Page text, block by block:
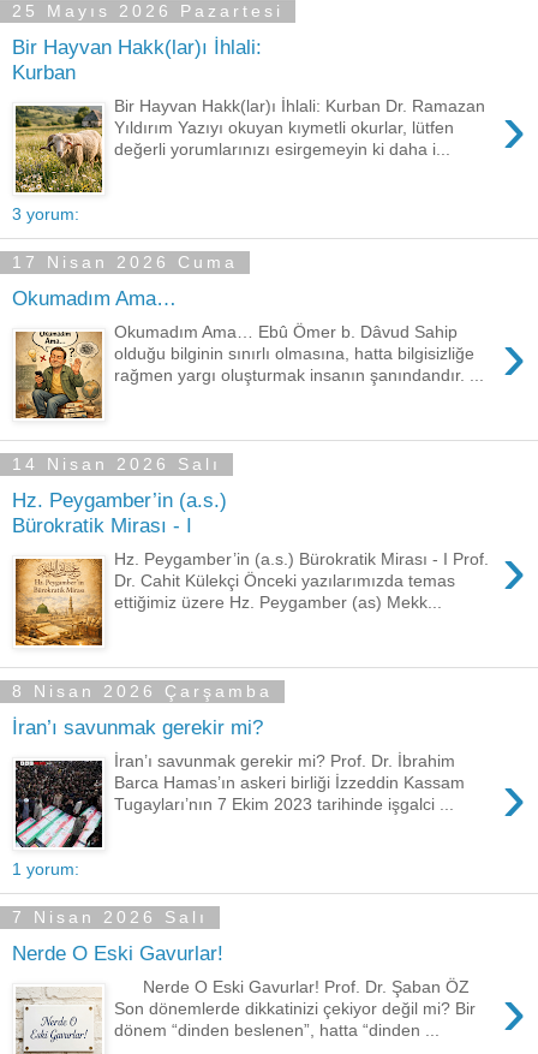
25 Mayıs 2026 Pazartesi
Bir Hayvan Hakk(lar)ı İhlali:
Kurban
›
Bir Hayvan Hakk(lar)ı İhlali: Kurban Dr. Ramazan
Yıldırım Yazıyı okuyan kıymetli okurlar, lütfen
değerli yorumlarınızı esirgemeyin ki daha i...
3 yorum:
17 Nisan 2026 Cuma
Okumadım Ama…
›
Okumadım Ama… Ebû Ömer b. Dâvud Sahip
olduğu bilginin sınırlı olmasına, hatta bilgisizliğe
rağmen yargı oluşturmak insanın şanındandır. ...
14 Nisan 2026 Salı
Hz. Peygamber’in (a.s.)
Bürokratik Mirası - I
›
Hz. Peygamber’in (a.s.) Bürokratik Mirası - I Prof.
Dr. Cahit Külekçi Önceki yazılarımızda temas
ettiğimiz üzere Hz. Peygamber (as) Mekk...
8 Nisan 2026 Çarşamba
İran’ı savunmak gerekir mi?
›
İran’ı savunmak gerekir mi? Prof. Dr. İbrahim
Barca Hamas’ın askeri birliği İzzeddin Kassam
Tugayları’nın 7 Ekim 2023 tarihinde işgalci ...
1 yorum:
7 Nisan 2026 Salı
Nerde O Eski Gavurlar!
›
Nerde O Eski Gavurlar! Prof. Dr. Şaban ÖZ
Son dönemlerde dikkatinizi çekiyor değil mi? Bir
dönem “dinden beslenen”, hatta “dinden ...